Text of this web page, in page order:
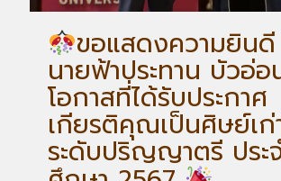
ขอแสดงความยิน
นายฟ้าประทาน บัวอ่อ
โอกาสที่ได้รับประกาศ
เกียรติคุณเป็นศิษย์เก่
ระดับปริญญาตรี ประ